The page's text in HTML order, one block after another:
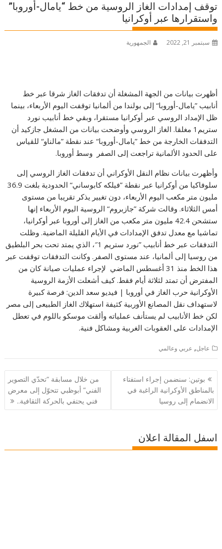
توقف إمدادات الغاز الروسية من خط “يامال-أوروبا”
واستقرارها عبر أوكرانيا
سبتمبر 21, 2022 الجمهورية
أظهرت بيانات من الجهة المشغلة أن تدفقات الغاز شرقا عبر خط
أنابيب ”يامال-أوروبا“ إلى بولندا من ألمانيا توقفت اليوم الأربعاء، بينما
ظل الإمداد الروسي عبر أوكرانيا مستقرا، وبقي خط أنابيب نورد
ستريم1 مغلقا. الغاز الروسي وأوضحت بيانات من المشغل جازكيد أن
التدفقات الخارجة من خط ”يامال-أوروبا“ عند نقطة ”مالناو“ للقياس
على الحدود الألمانية تراجعت إلى الصفر وسط أوروبا.
وأظهرت بيانات نظام النقل الأوكراني أن تدفقات الغاز الروسي إلى
سلوفاكيا من أوكرانيا عبر نقطة ”فيلكه كابوساني“ الحدودية بلغت 36.9
مليون متر مكعب اليوم الأربعاء، دون تغيير يذكر تقريبا من مستوى
أمس الثلاثاء. وقالت شركة ”جازبروم“ الروسية اليوم الأربعاء إنها
ستشحن 42.4 مليون متر مكعب من الغاز إلى أوروبا عبر أوكرانيا،
تماشيا مع معدل تدفق الإمدادات في الأيام القليلة الماضية. وظلت
التدفقات عبر خط أنابيب ”نورد ستريم 1″، الذي يمتد تحت بحر البلطيق
من روسيا إلى ألمانيا، عند مستوى الصفر. وكانت التدفقات توقفت عبر
هذا الخط منذ 31 أغسطس الماضي لإجراء عمليات صيانة كان من
المفترض أن تمتد لثلاثة أيام فقط. كيف أشعلت الأزمة الروسية
الأوكرانية حرب الغاز في أوروبا | فيديو سعد الدين: فرصة كبيرة
لاستهداف نقل المصانع الأوربية كثيفة استهلاك الغاز الطبيعى إلى مصر
لكن خط الأنابيب لم يستأنف عملياته وألقت موسكو باللوم في تعطل
الإمدادات على العقوبات الغربية ومشاكل فنية.
عاجل, عربي وعالمي
تصفّح
المقالات
بوتين: سنضمن إجراء استفتاء
بالمناطق الأوكرانية الراغبة في
الانضمام إلى روسيا
من خلال مسابقة “تحدّي التصوير
الفني” أبوظبي تتحوّل إلى معرض
فني يحتفي بالحركة الثقافية..
اسفل المقالة اعلان